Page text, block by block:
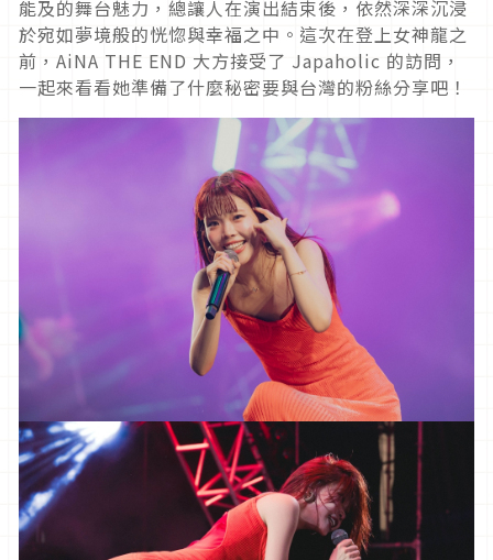
能及的舞台魅力，總讓人在演出結束後，依然深深沉浸
於宛如夢境般的恍惚與幸福之中。這次在登上女神龍之
前，AiNA THE END 大方接受了 Japaholic 的訪問，
一起來看看她準備了什麼秘密要與台灣的粉絲分享吧！